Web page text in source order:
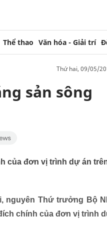
Thể thao Văn hóa - Giải trí
thứ hai, 09/05/
sản sông
của đơn vị trình dự án
nguyên Thứ trưởng Bộ
chính của đơn vị trình